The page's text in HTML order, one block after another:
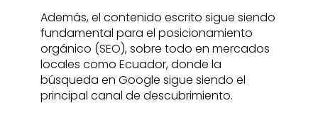
Además, el contenido escrito sigue siendo
fundamental para el posicionamiento
orgánico (SEO), sobre todo en mercados
locales como Ecuador, donde la
búsqueda en Google sigue siendo el
principal canal de descubrimiento.